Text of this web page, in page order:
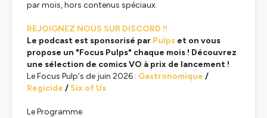
par mois, hors contenus spéciaux.
REJOIGNEZ NOUS SUR DISCORD !!
Le podcast est sponsorisé par Pulps et on vous
propose un "Focus Pulps" chaque mois ! Découvrez
une sélection de comics VO à prix de lancement !
Le Focus Pulp's de juin 2026 : Gastronomique /
Regicide / Six of Us
Le Programme